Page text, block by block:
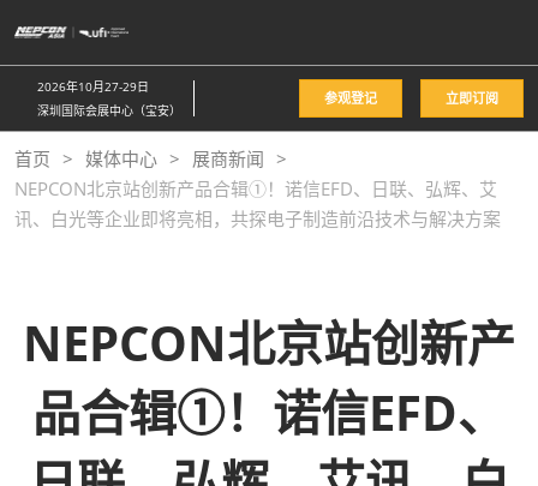
接
跳
至
内
容
2026年10月27-29日
深圳国际会展中心（宝安）
参观登记 立即订阅
首页 媒体中心
展商新闻
NEPCON北京站创新产品合辑①！诺信EFD、日联、弘辉、艾
讯、白光等企业即将亮相，共探电子制造前沿技术与解决方案
NEPCON北京站创新产
品合辑①！诺信EFD、